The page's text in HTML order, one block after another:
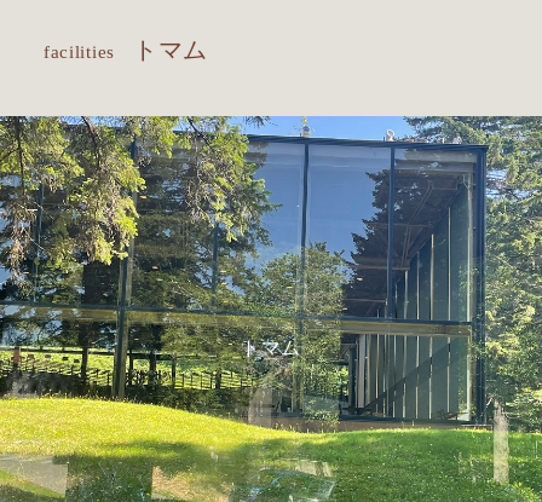
facilities トマム
トマム